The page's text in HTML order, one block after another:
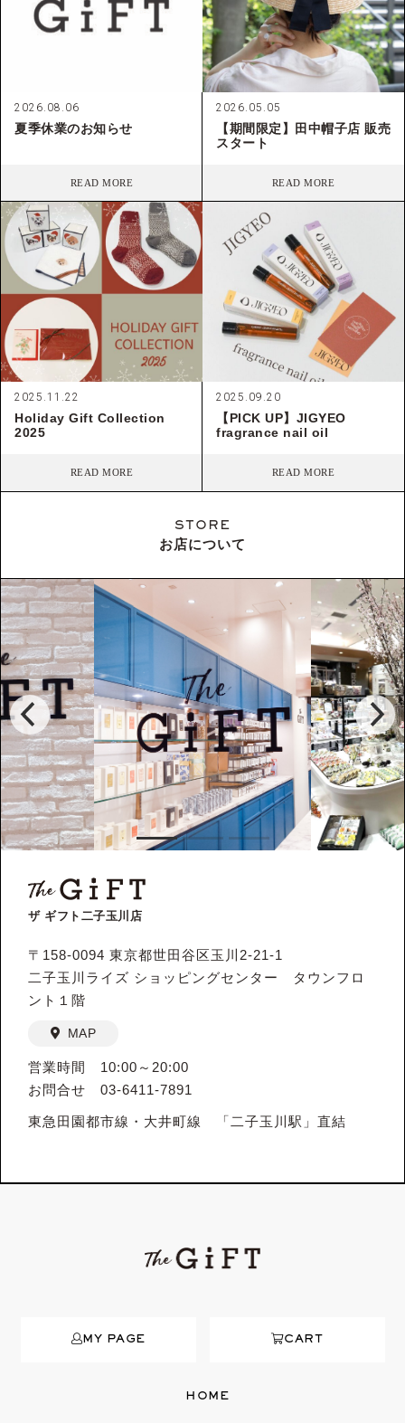
2026.08.06
夏季休業のお知らせ
READ MORE
2026.05.05
【期間限定】田中帽子店 販売
スタート
READ MORE
2025.11.22
Holiday Gift Collection
2025
READ MORE
2025.09.20
【PICK UP】JIGYEO
fragrance nail oil
READ MORE
STORE
お店について
ザ ギフト二子玉川店
〒158-0094 東京都世田谷区玉川2-21-1
二子玉川ライズ ショッピングセンター タウンフロ
ント１階
MAP
営業時間 10:00～20:00
お問合せ 03-6411-7891
東急田園都市線・大井町線 「二子玉川駅」直結
MY PAGE CART
HOME